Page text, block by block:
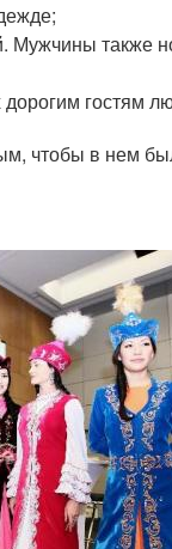
также
гостям
чтобы в нем